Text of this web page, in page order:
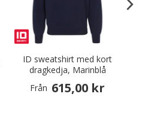
ID sweatshirt med kort
dragkedja, Marinblå
Från 615,00 kr